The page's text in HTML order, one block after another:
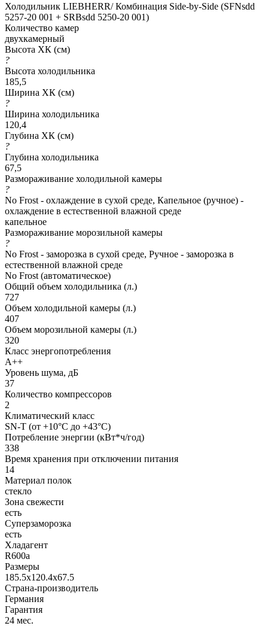
Холодильник LIEBHERR/ Комбинация Side-by-Side (SFNsdd
5257-20 001 + SRBsdd 5250-20 001)
Количество камер
двухкамерный
Высота ХК (см)
?
Высота холодильника
185,5
Ширина ХК (см)
?
Ширина холодильника
120,4
Глубина ХК (см)
?
Глубина холодильника
67,5
Размораживание холодильной камеры
?
No Frost - охлаждение в сухой среде, Капельное (ручное) -
охлаждение в естественной влажной среде
капельное
Размораживание морозильной камеры
?
No Frost - заморозка в сухой среде, Ручное - заморозка в
естественной влажной среде
No Frost (автоматическое)
Общий объем холодильника (л.)
727
Объем холодильной камеры (л.)
407
Объем морозильной камеры (л.)
320
Класс энергопотребления
A++
Уровень шума, дБ
37
Количество компрессоров
2
Климатический класс
SN-T (от +10°C до +43°C)
Потребление энергии (кВт*ч/год)
338
Время хранения при отключении питания
14
Материал полок
стекло
Зона свежести
есть
Суперзаморозка
есть
Хладагент
R600а
Размеры
185.5x120.4x67.5
Страна-производитель
Германия
Гарантия
24 мес.